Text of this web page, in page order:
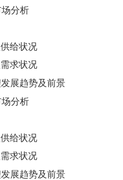
分析
给状况
求状况
展趋势及前景
分析
给状况
求状况
展趋势及前景